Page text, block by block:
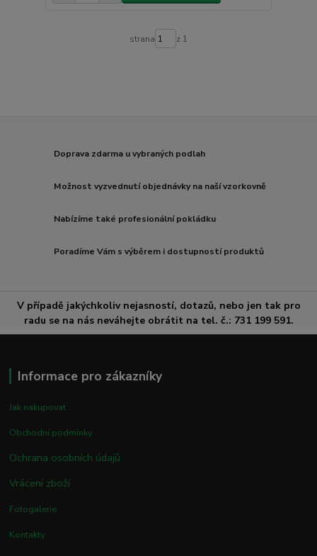
strana z 1
Doprava zdarma u vybraných podlah
Možnost vyzvednutí objednávky na naší vzorkovně
Nabízíme také profesionální pokládku
Poradíme Vám s výběrem i dostupností produktů
V případě jakýchkoliv nejasností, dotazů, nebo jen tak pro
radu se na nás neváhejte obrátit na tel. č.: 731 199 591.
Informace pro zákazníky
Jak nakupovat
Obchodní podmínky
Ochrana osobních údajů
Vrácení zboží
Fotogalerie
Kontakty